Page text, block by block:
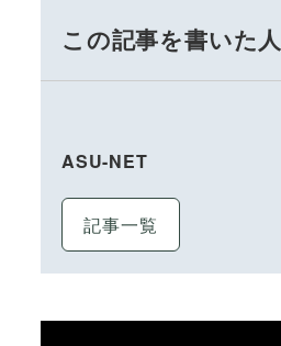
この記事を書いた人
ASU-NET
記事一覧